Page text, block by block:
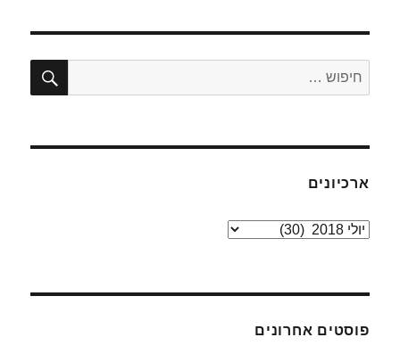
חפש:
ארכיונים
ארכיונים
פוסטים אחרונים